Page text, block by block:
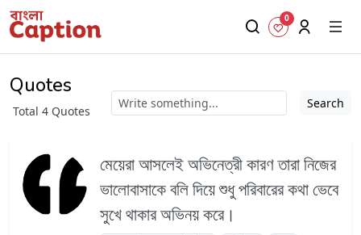
0
Quotes
Total 4 Quotes
Search
মেয়েরা আসলেই অভিনেত্রী কারণ তারা নিজের
ভালোবাসাকে বলি দিয়ে শুধু পরিবারের কথা ভেবে
সুখে থাকার অভিনয় করে।